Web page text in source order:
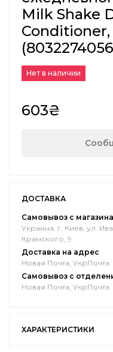
Milk Shake
Нет в наличии
603₴
ДОСТАВКА
Самовывоз с магазина
Украина, г. Киев, ул.
Крамского, 9
Доставка на адрес
Новая Почта, УкрПочта
Самовывоз с
Новая Почта, УкрПочта
ХАРАКТЕРИСТИКИ